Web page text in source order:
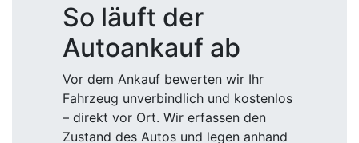
So läuft der
Autoankauf ab
Vor dem Ankauf bewerten wir Ihr
Fahrzeug unverbindlich und kostenlos
– direkt vor Ort. Wir erfassen den
Zustand des Autos und legen anhand